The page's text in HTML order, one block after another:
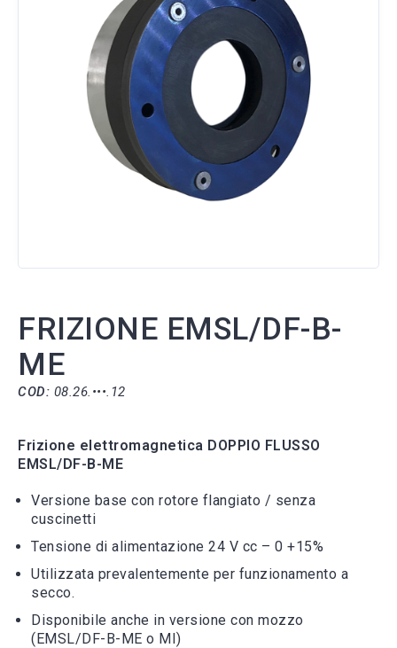
FRIZIONE EMSL/DF-B-
ME
COD: 08.26.•••.12
Frizione elettromagnetica DOPPIO FLUSSO
EMSL/DF-B-ME
Versione base con rotore flangiato / senza
cuscinetti
Tensione di alimentazione 24 V cc – 0 +15%
Utilizzata prevalentemente per funzionamento a
secco.
Disponibile anche in versione con mozzo
(EMSL/DF-B-ME o MI)